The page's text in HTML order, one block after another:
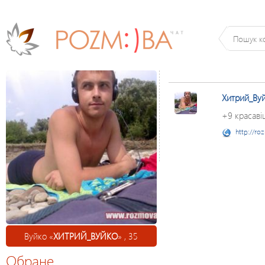
Вуйко «ХИТРИЙ_ВУЙКО» , 35
Обране
+9
http://